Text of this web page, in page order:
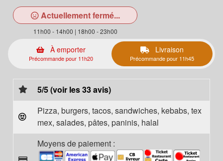
Actuellement fermé...
11h00 - 14h00 | 18h00 - 23h00
À emporter
Précommande pour 11h20
Livraison
Précommande pour 11h45
5/5 (voir les 33 avis)
Pizza, burgers, tacos, sandwiches, kebabs, tex
mex, salades, pâtes, paninis, halal
Moyens de paiement :